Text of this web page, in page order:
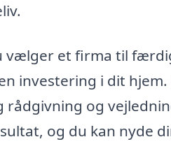
vælger et firma til
investering i dit
rådgivning og
og du kan nyde